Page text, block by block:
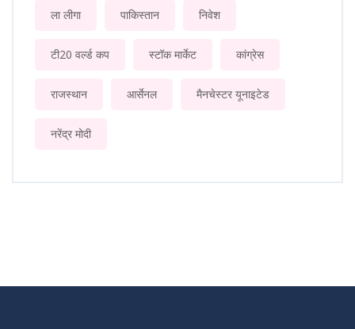
ला लीगा पाकिस्तान निवेश
टी20 वर्ल्ड कप स्टॉक मार्केट कांग्रेस
राजस्थान आर्सेनल मैनचेस्टर यूनाइटेड
नरेंद्र मोदी